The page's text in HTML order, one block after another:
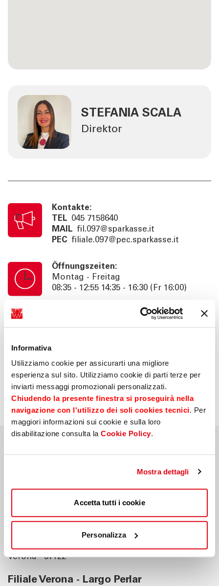
Informativa
Utilizziamo cookie per assicurarti una migliore
esperienza sul sito. Utilizziamo cookie di parti terze per
inviarti messaggi promozionali personalizzati.
Chiudendo la presente finestra si proseguirà nella
navigazione con l'utilizzo dei soli cookies tecnici. Per
maggiori informazioni sui cookie e sulla loro
disabilitazione consulta la Cookie Policy.
Mostra dettagli
Accetta tutti i cookie
Personalizza
STEFANIA SCALA
Direktor
Kontakte:
TEL 045 7158640
MAIL fil.097@sparkasse.it
PEC filiale.097@pec.sparkasse.it
Öffnungszeiten:
Montag - Freitag
08:35 - 12:55 14:35 - 16:30 (Fr 16:00)
Kassenschalterzeiten:
Montag - Freitag
Information:
Beratung nach Termin bis 18:30 (Fr
16:00). SB. 24h
Nahegelegene Filialen
Filiale San Pietro in Cariano
Viale Ingelheim, 20
Corso Porta Nuova 65
Verona - 37122
Filiale Verona - Largo Perlar